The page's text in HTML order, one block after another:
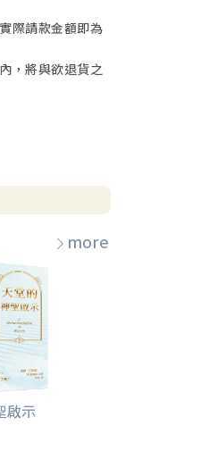
際請款金額即為
，將與欲退貨之
more
啟示